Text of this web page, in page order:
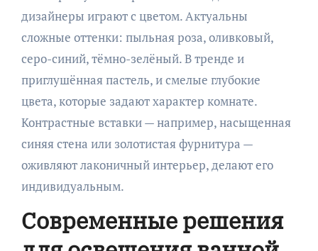
дизайнеры играют с цветом. Актуальны
сложные оттенки: пыльная роза, оливковый,
серо-синий, тёмно-зелёный. В тренде и
приглушённая пастель, и смелые глубокие
цвета, которые задают характер комнате.
Контрастные вставки — например, насыщенная
синяя стена или золотистая фурнитура —
оживляют лаконичный интерьер, делают его
индивидуальным.
Современные решения